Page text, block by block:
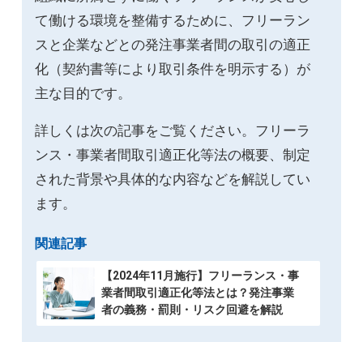
て働ける環境を整備するために、フリーラン
スと企業などとの発注事業者間の取引の適正
化（契約書等により取引条件を明示する）が
主な目的です。
詳しくは次の記事をご覧ください。フリーラ
ンス・事業者間取引適正化等法の概要、制定
された背景や具体的な内容などを解説してい
ます。
関連記事
【2024年11月施行】フリーランス・事
業者間取引適正化等法とは？発注事業
者の義務・罰則・リスク回避を解説